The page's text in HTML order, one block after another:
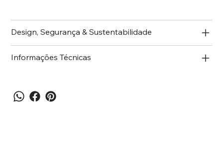
Design, Segurança & Sustentabilidade
Informações Técnicas